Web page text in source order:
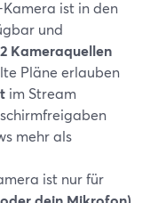
ist in den
und
Kameraquellen
Pläne erlauben
im Stream
mehr als
ist nur für